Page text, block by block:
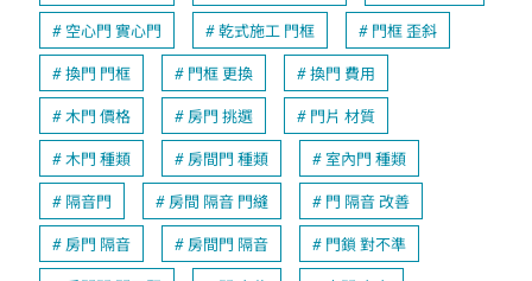
空心門 實心門 乾式施工 門框 門框 歪斜
換門 門框 門框 更換 換門 費用
木門 價格 房門 挑選 門片 材質
木門 種類 房間門 種類 室內門 種類
隔音門 房間 隔音 門縫 門 隔音 改善
房門 隔音 房間門 隔音 門鎖 對不準